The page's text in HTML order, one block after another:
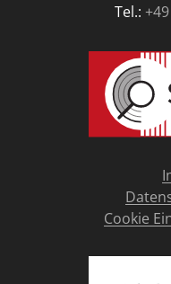
Tel.:
Cookie